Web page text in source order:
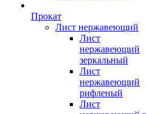
Прокат
Лист нержавеющий
Лист
нержавеющий
зеркальный
Лист
нержавеющий
рифленый
Лист